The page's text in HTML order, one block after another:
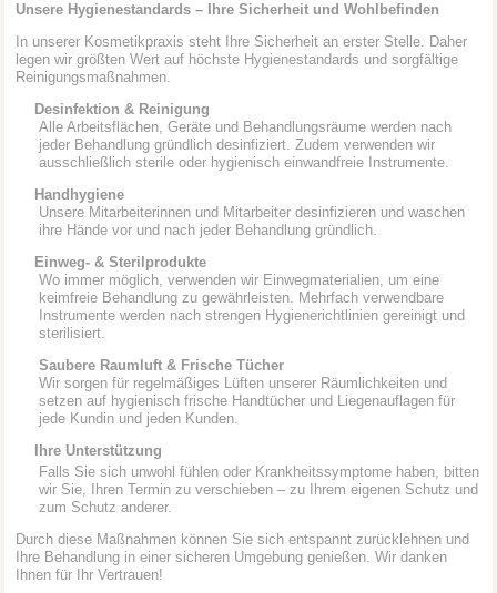
Unsere Hygienestandards – Ihre Sicherheit und Wohlbefinden
In unserer Kosmetikpraxis steht Ihre Sicherheit an erster Stelle. Daher
legen wir größten Wert auf höchste Hygienestandards und sorgfältige
Reinigungsmaßnahmen.
Desinfektion & Reinigung
Alle Arbeitsflächen, Geräte und Behandlungsräume werden nach
jeder Behandlung gründlich desinfiziert. Zudem verwenden wir
ausschließlich sterile oder hygienisch einwandfreie Instrumente.
Handhygiene
Unsere Mitarbeiterinnen und Mitarbeiter desinfizieren und waschen
ihre Hände vor und nach jeder Behandlung gründlich.
Einweg- & Sterilprodukte
Wo immer möglich, verwenden wir Einwegmaterialien, um eine
keimfreie Behandlung zu gewährleisten. Mehrfach verwendbare
Instrumente werden nach strengen Hygienerichtlinien gereinigt und
sterilisiert.
Saubere Raumluft & Frische Tücher
Wir sorgen für regelmäßiges Lüften unserer Räumlichkeiten und
setzen auf hygienisch frische Handtücher und Liegenauflagen für
jede Kundin und jeden Kunden.
Ihre Unterstützung
Falls Sie sich unwohl fühlen oder Krankheitssymptome haben, bitten
wir Sie, Ihren Termin zu verschieben – zu Ihrem eigenen Schutz und
zum Schutz anderer.
Durch diese Maßnahmen können Sie sich entspannt zurücklehnen und
Ihre Behandlung in einer sicheren Umgebung genießen. Wir danken
Ihnen für Ihr Vertrauen!